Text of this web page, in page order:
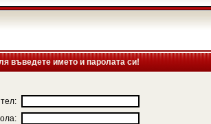
въведете името и паролата си!